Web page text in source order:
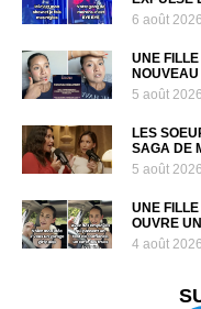
6 août 2026
UNE
5 août 2026
LES
SAGA DE
5 août 2026
UNE
OUVRE
4 août 2026